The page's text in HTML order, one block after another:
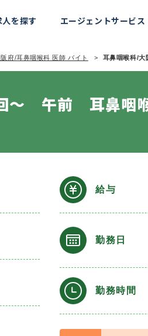
人を探す エージェントサービス
府/耳鼻咽喉科 医師 バイト 耳鼻咽喉科/大
～ 午前 耳鼻咽
給与
勤務日
勤務時間